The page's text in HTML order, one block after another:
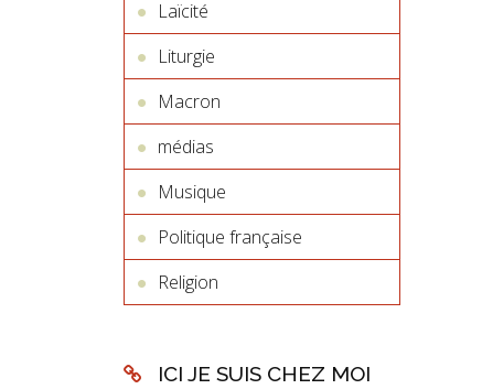
Laïcité
Liturgie
Macron
médias
Musique
Politique française
Religion
ICI JE SUIS CHEZ MOI